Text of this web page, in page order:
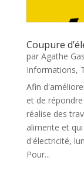
Coupure
par Agathe
Informations,
Afin
et de
réalise des
alimente et
d'électricité,
Pour...